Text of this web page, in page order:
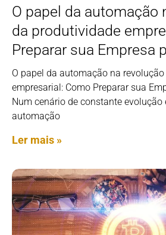
O papel da automação
da produtividade
Preparar sua Empresa
O papel da automação na
empresarial: Como Preparar sua
Num cenário de constante evolução
automação
Ler mais »